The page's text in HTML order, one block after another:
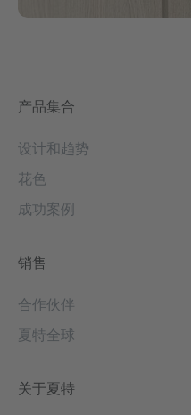
产品集合
设计和趋势
花色
成功案例
销售
合作伙伴
夏特全球
关于夏特